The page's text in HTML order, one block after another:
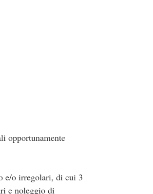
opportunamente
e/o irregolari, di cui 3
e noleggio di